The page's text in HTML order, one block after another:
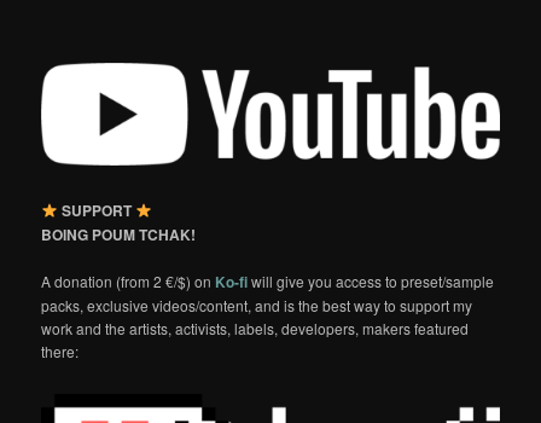
SUPPORT
BOING POUM TCHAK!
A donation (from 2 €/$) on Ko-fiwill give you access to preset/sample
packs, exclusive videos/content, and is the best way to support my
work and the artists, activists, labels, developers, makers featured
there: